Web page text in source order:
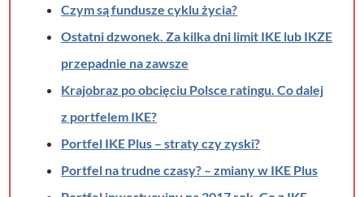
Czym są fundusze cyklu życia?
Ostatni dzwonek. Za kilka dni limit IKE lub IKZE
przepadnie na zawsze
Krajobraz po obcięciu Polsce ratingu. Co dalej
z portfelem IKE?
Portfel IKE Plus – straty czy zyski?
Portfel na trudne czasy? – zmiany w IKE Plus